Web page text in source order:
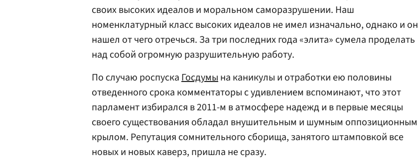
своих высоких идеалов и моральном саморазрушении. Наш
номенклатурный класс высоких идеалов не имел изначально, однако и он
нашел от чего отречься. За три последних года «элита» сумела проделать
над собой огромную разрушительную работу.
По случаю роспускаГосдумына каникулы и отработки ею половины
отведенного срока комментаторы с удивлением вспоминают, что этот
парламент избирался в 2011-м в атмосфере надежд и в первые месяцы
своего существования обладал внушительным и шумным оппозиционным
крылом. Репутация сомнительного сборища, занятого штамповкой все
новых и новых каверз, пришла не сразу.